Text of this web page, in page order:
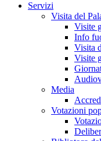
Servizi
Visita del
Visite
Info
Visita
Visite
Media
Votazioni